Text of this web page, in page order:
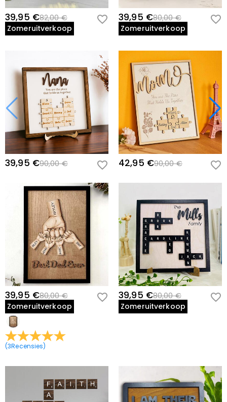
39,95 €82,00 €
Zomeruitverkoop
39,95 €80,00 €
Zomeruitverkoop
39,95 €90,00 € 42,95 €90,00 €
39,95 €80,00 €
Zomeruitverkoop
(3Recensies)
39,95 €80,00 €
Zomeruitverkoop